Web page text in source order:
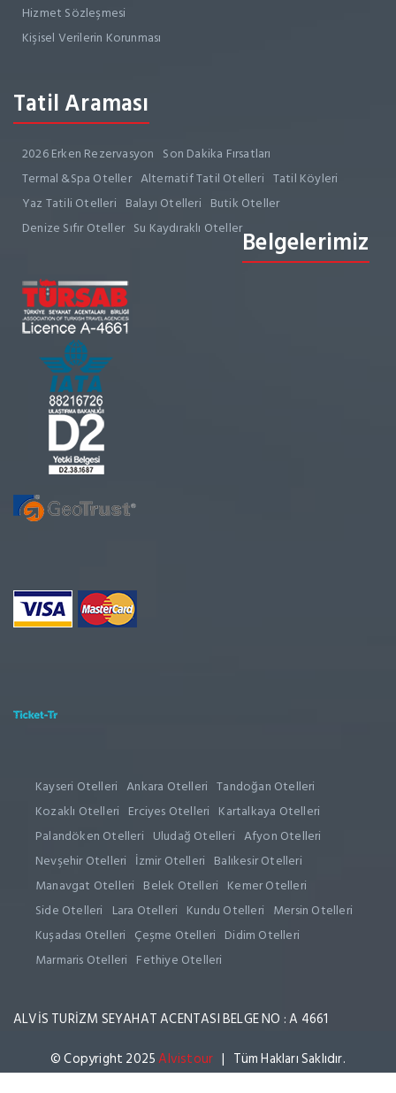
Hizmet Sözleşmesi
Kişisel Verilerin Korunması
Tatil Araması
2026 Erken Rezervasyon Son Dakika Fırsatları
Termal &Spa Oteller Alternatif Tatil Otelleri Tatil Köyleri
Yaz Tatili Otelleri Balayı Otelleri Butik Oteller
Denize Sıfır Oteller Su Kaydıraklı OtellerBelgelerimiz
Kayseri Otelleri Ankara Otelleri Tandoğan Otelleri
Kozaklı Otelleri Erciyes Otelleri Kartalkaya Otelleri
Palandöken Otelleri Uludağ Otelleri Afyon Otelleri
Nevşehir Otelleri İzmir Otelleri Balıkesir Otelleri
Manavgat Otelleri Belek Otelleri Kemer Otelleri
Side Otelleri Lara Otelleri Kundu Otelleri Mersin Otelleri
Kuşadası Otelleri Çeşme Otelleri Didim Otelleri
Marmaris Otelleri Fethiye Otelleri
ALVİS TURİZM SEYAHAT ACENTASI BELGE NO : A 4661
© Copyright 2025Alvistour | Tüm Hakları Saklıdır.